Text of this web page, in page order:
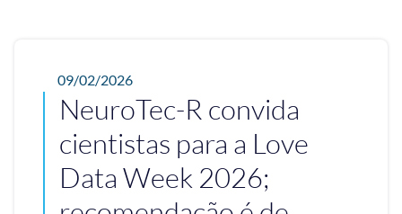
09/02/2026
NeuroTec-R convida
cientistas para a Love
Data Week 2026;